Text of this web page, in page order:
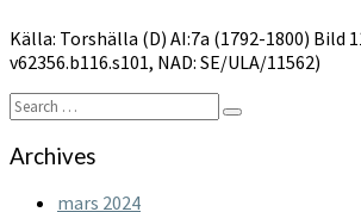
Källa: Torshälla (D) AI:7a (1792-1800) Bild
v62356.b116.s101, NAD: SE/ULA/11562)
Search
for:
Search
Archives
mars 2024